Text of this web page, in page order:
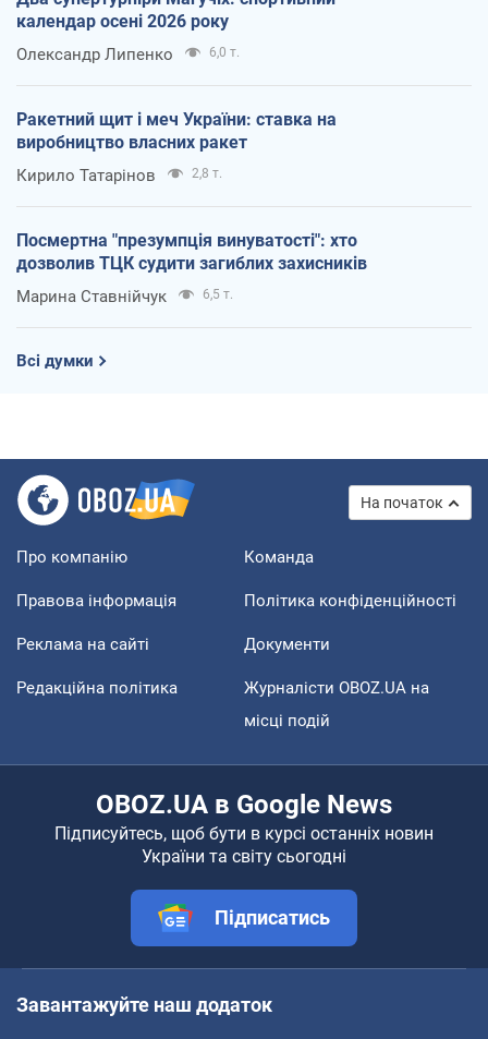
календар осені 2026 року
Олександр Липенко 6,0 т.
Ракетний щит і меч України: ставка на
виробництво власних ракет
Кирило Татарінов 2,8 т.
Посмертна "презумпція винуватості": хто
дозволив ТЦК судити загиблих захисників
Марина Ставнійчук 6,5 т.
Всі думки
На початок
Про компанію Команда
Правова інформація Політика конфіденційності
Реклама на сайті Документи
Редакційна політика
Журналісти OBOZ.UA на
місці подій
OBOZ.UA в Google News
Підписуйтесь, щоб бути в курсі останніх новин
України та світу сьогодні
Підписатись
Завантажуйте наш додаток